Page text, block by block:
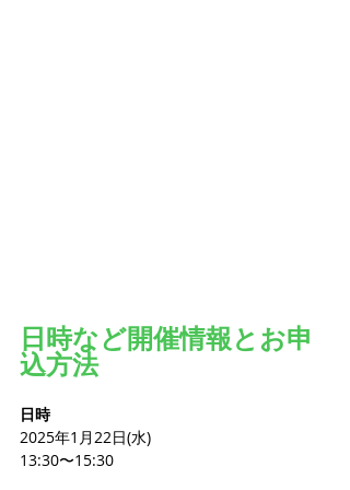
日時など開催情報とお申
込方法
日時
2025年1月22日(水)
13:30〜15:30